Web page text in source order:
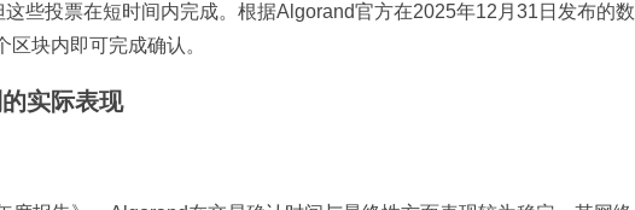
些投票在短时间内完成。根据Algorand官方在2025年12月31日发布的数
块内即可完成确认。
实际表现